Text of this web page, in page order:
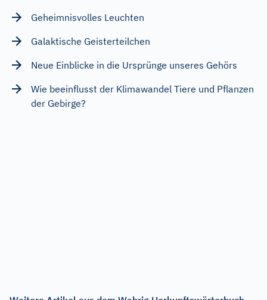
Geheimnisvolles Leuchten
Galaktische Geisterteilchen
Neue Einblicke in die Ursprünge unseres Gehörs
Wie beeinflusst der Klimawandel Tiere und Pflanzen
der Gebirge?